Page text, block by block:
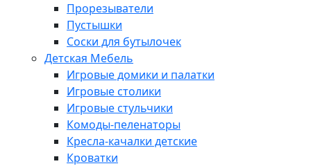
Прорезыватели
Пустышки
Соски для бутылочек
Детская Мебель
Игровые домики и палатки
Игровые столики
Игровые стульчики
Комоды-пеленаторы
Кресла-качалки детские
Кроватки